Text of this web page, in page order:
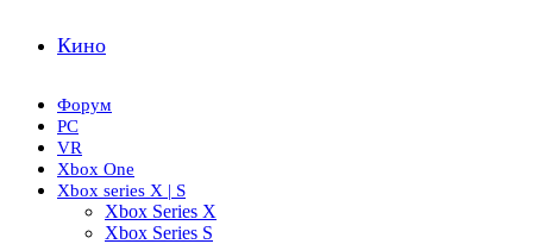
Кино
Форум
PC
VR
Xbox One
Xbox series X | S
Xbox Series X
Xbox Series S